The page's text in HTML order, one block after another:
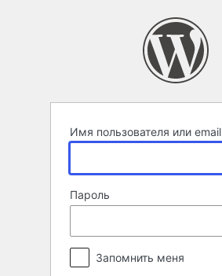
Имя пользователя или email
Пароль
Запомнить меня